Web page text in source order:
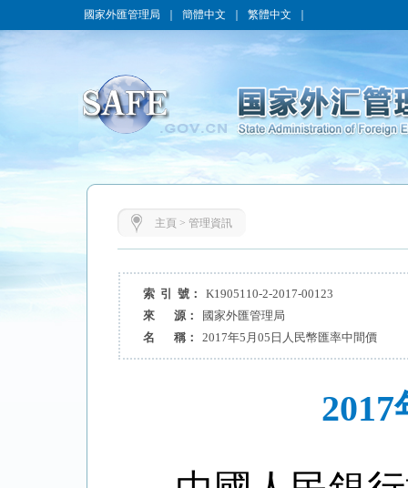
國家外匯管理局 簡體中文 繁體中文
主頁 > 管理資訊
索 引 號：
K1905110-2-2017-00123
來 源：
國家外匯管理局
名 稱：
2017年5月05日人民幣匯率中間價